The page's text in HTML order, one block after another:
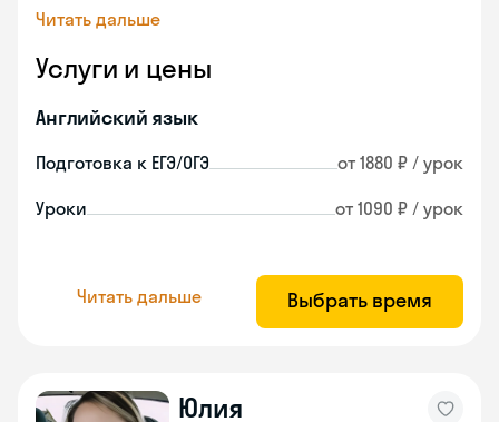
Читать дальше
Услуги и цены
Английский язык
Подготовка к ЕГЭ/ОГЭ от 1880 ₽ / урок
Уроки от 1090 ₽ / урок
Читать дальше Выбрать время
Юлия